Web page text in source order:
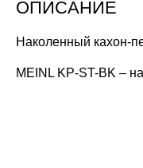
ОПИСАНИЕ
Наколенный кахон-
MEINL KP-ST-BK –